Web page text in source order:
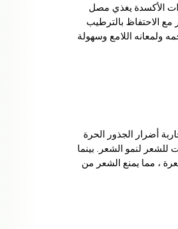
الأكسدة يغذي مصل
الاحتفاظ بالترطيب
ولمعانه اللامع وسهولة
أضرار الجذور الحرة
للشعر لنمو الشعر. بينما
، مما يمنع الشعر من